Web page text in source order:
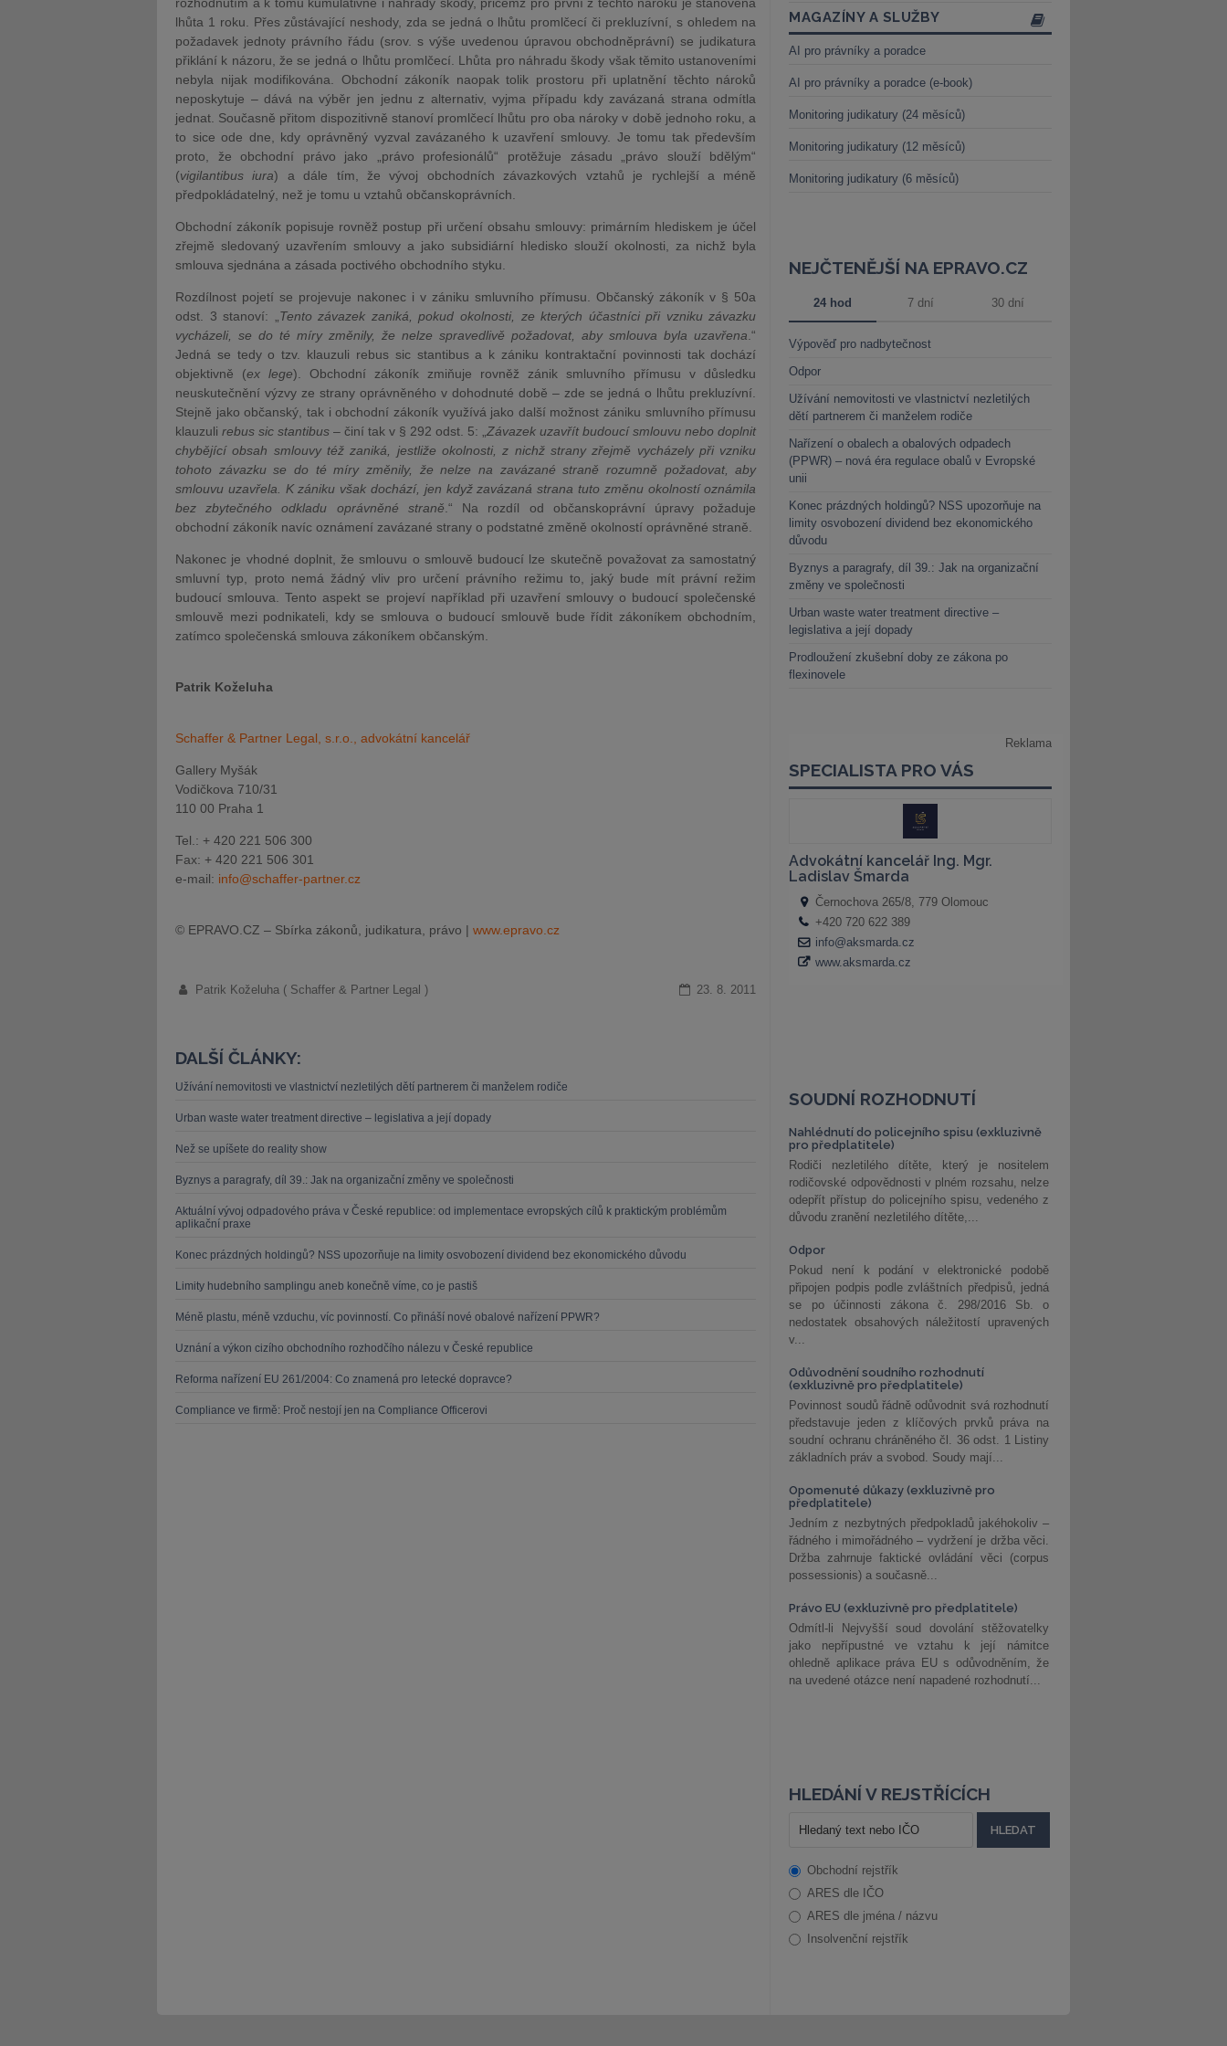
lhůta 1 roku. Přes zůstávající neshody, zda se jedná o lhůtu promlčecí či prekluzívní, s ohledem na
požadavek jednoty právního řádu (srov. s výše uvedenou úpravou obchodněprávní) se judikatura
přiklání k názoru, že se jedná o lhůtu promlčecí. Lhůta pro náhradu škody však těmito ustanoveními
nebyla nijak modifikována. Obchodní zákoník naopak tolik prostoru při uplatnění těchto nároků
neposkytuje – dává na výběr jen jednu z alternativ, vyjma případu kdy zavázaná strana odmítla
jednat. Současně přitom dispozitivně stanoví promlčecí lhůtu pro oba nároky v době jednoho roku, a
to sice ode dne, kdy oprávněný vyzval zavázaného k uzavření smlouvy. Je tomu tak především
proto, že obchodní právo jako „právo profesionálů“ protěžuje zásadu „právo slouží bdělým“
(vigilantibus iura) a dále tím, že vývoj obchodních závazkových vztahů je rychlejší a méně
předpokládatelný, než je tomu u vztahů občanskoprávních.
Obchodní zákoník popisuje rovněž postup při určení obsahu smlouvy: primárním hlediskem je účel
zřejmě sledovaný uzavřením smlouvy a jako subsidiární hledisko slouží okolnosti, za nichž byla
smlouva sjednána a zásada poctivého obchodního styku.
Rozdílnost pojetí se projevuje nakonec i v zániku smluvního přímusu. Občanský zákoník v § 50a
odst. 3 stanoví: „ Tento závazek zaniká, pokud okolnosti, ze kterých účastníci při vzniku závazku
vycházeli, se do té míry změnily, že nelze spravedlivě požadovat, aby smlouva byla uzavřena .“
Jedná se tedy o tzv. klauzuli rebus sic stantibus a k zániku kontraktační povinnosti tak dochází
objektivně (ex lege). Obchodní zákoník zmiňuje rovněž zánik smluvního přímusu v důsledku
neuskutečnění výzvy ze strany oprávněného v dohodnuté době – zde se jedná o lhůtu prekluzívní.
Stejně jako občanský, tak i obchodní zákoník využívá jako další možnost zániku smluvního přímusu
klauzuli rebus sic stantibus – činí tak v § 292 odst. 5: „Závazek uzavřít budoucí smlouvu nebo doplnit
chybějící obsah smlouvy též zaniká, jestliže okolnosti, z nichž strany zřejmě vycházely při vzniku
tohoto závazku se do té míry změnily, že nelze na zavázané straně rozumně požadovat, aby
smlouvu uzavřela. K zániku však dochází, jen když zavázaná strana tuto změnu okolností oznámila
bez zbytečného odkladu oprávněné straně .“ Na rozdíl od občanskoprávní úpravy požaduje
obchodní zákoník navíc oznámení zavázané strany o podstatné změně okolností oprávněné straně.
Nakonec je vhodné doplnit, že smlouvu o smlouvě budoucí lze skutečně považovat za samostatný
smluvní typ, proto nemá žádný vliv pro určení právního režimu to, jaký bude mít právní režim
budoucí smlouva. Tento aspekt se projeví například při uzavření smlouvy o budoucí společenské
smlouvě mezi podnikateli, kdy se smlouva o budoucí smlouvě bude řídit zákoníkem obchodním,
zatímco společenská smlouva zákoníkem občanským.
Patrik Koželuha
Schaffer & Partner Legal, s.r.o., advokátní kancelář
Gallery Myšák
Vodičkova 710/31
110 00 Praha 1
Tel.: + 420 221 506 300
Fax: + 420 221 506 301
e-mail: info@schaffer-partner.cz
© EPRAVO.CZ – Sbírka zákonů, judikatura, právo | www.epravo.cz
Patrik Koželuha ( Schaffer & Partner Legal ) 23. 8. 2011
DALŠÍ ČLÁNKY:
Užívání nemovitosti ve vlastnictví nezletilých dětí partnerem či manželem rodiče
Urban waste water treatment directive – legislativa a její dopady
Než se upíšete do reality show
Byznys a paragrafy, díl 39.: Jak na organizační změny ve společnosti
Aktuální vývoj odpadového práva v České republice: od implementace evropských cílů k praktickým problémům
aplikační praxe
Konec prázdných holdingů? NSS upozorňuje na limity osvobození dividend bez ekonomického důvodu
Limity hudebního samplingu aneb konečně víme, co je pastiš
Méně plastu, méně vzduchu, víc povinností. Co přináší nové obalové nařízení PPWR?
Uznání a výkon cizího obchodního rozhodčího nálezu v České republice
Reforma nařízení EU 261/2004: Co znamená pro letecké dopravce?
Compliance ve firmě: Proč nestojí jen na Compliance Officerovi
MAGAZÍNY A SLUŽBY
AI pro právníky a poradce
AI pro právníky a poradce (e-book)
Monitoring judikatury (24 měsíců)
Monitoring judikatury (12 měsíců)
Monitoring judikatury (6 měsíců)
NEJČTENĚJŠÍ NA EPRAVO.CZ
24 hod 7 dní 30 dní
Výpověď pro nadbytečnost
Odpor
Užívání nemovitosti ve vlastnictví nezletilých
dětí partnerem či manželem rodiče
Nařízení o obalech a obalových odpadech
(PPWR) – nová éra regulace obalů v Evropské
unii
Konec prázdných holdingů? NSS upozorňuje na
limity osvobození dividend bez ekonomického
důvodu
Byznys a paragrafy, díl 39.: Jak na organizační
změny ve společnosti
Urban waste water treatment directive –
legislativa a její dopady
Prodloužení zkušební doby ze zákona po
flexinovele
SOUDNÍ ROZHODNUTÍ
Nahlédnutí do policejního spisu (exkluzivně
pro předplatitele)
Rodiči nezletilého dítěte, který je nositelem
rodičovské odpovědnosti v plném rozsahu, nelze
odepřít přístup do policejního spisu, vedeného z
důvodu zranění nezletilého dítěte,...
Odpor
Pokud není k podání v elektronické podobě
připojen podpis podle zvláštních předpisů, jedná
se po účinnosti zákona č. 298/2016 Sb. o
nedostatek obsahových náležitostí upravených
v...
Odůvodnění soudního rozhodnutí
(exkluzivně pro předplatitele)
Povinnost soudů řádně odůvodnit svá rozhodnutí
představuje jeden z klíčových prvků práva na
soudní ochranu chráněného čl. 36 odst. 1 Listiny
základních práv a svobod. Soudy mají...
Opomenuté důkazy (exkluzivně pro
předplatitele)
Jedním z nezbytných předpokladů jakéhokoliv –
řádného i mimořádného – vydržení je držba věci.
Držba zahrnuje faktické ovládání věci (corpus
possessionis) a současně...
Právo EU (exkluzivně pro předplatitele)
Odmítl-li Nejvyšší soud dovolání stěžovatelky
jako nepřípustné ve vztahu k její námitce
ohledně aplikace práva EU s odůvodněním, že
na uvedené otázce není napadené rozhodnutí...
HLEDÁNÍ V REJSTŘÍCÍCH
Obchodní rejstřík
ARES dle IČO
ARES dle jména / názvu
Insolvenční rejstřík